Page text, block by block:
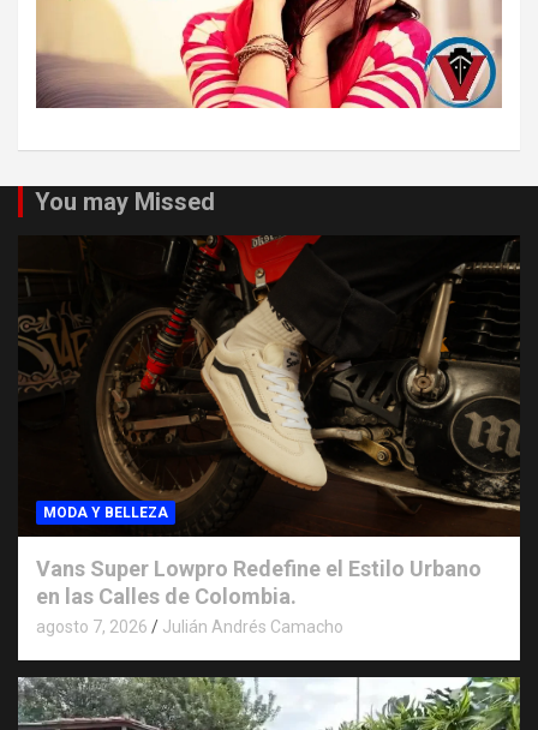
You may Missed
MODA Y BELLEZA
Vans Super Lowpro Redefine el Estilo Urbano
en las Calles de Colombia.
agosto 7, 2026 Julián Andrés Camacho